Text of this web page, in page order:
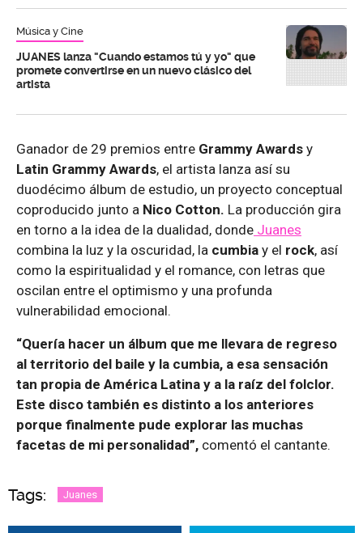
Música y Cine
JUANES lanza "Cuando estamos tú y yo" que
promete convertirse en un nuevo clásico del
artista
Ganador de 29 premios entre Grammy Awards y
Latin Grammy Awards, el artista lanza así su
duodécimo álbum de estudio, un proyecto conceptual
coproducido junto a Nico Cotton. La producción gira
en torno a la idea de la dualidad, donde Juanes
combina la luz y la oscuridad, la cumbia y el rock, así
como la espiritualidad y el romance, con letras que
oscilan entre el optimismo y una profunda
vulnerabilidad emocional.
“Quería hacer un álbum que me llevara de regreso
al territorio del baile y la cumbia, a esa sensación
tan propia de América Latina y a la raíz del folclor.
Este disco también es distinto a los anteriores
porque finalmente pude explorar las muchas
facetas de mi personalidad”, comentó el cantante.
Tags: Juanes